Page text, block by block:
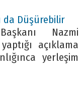
da Düşürebilir
Nazmi
açıklama
yerleşim